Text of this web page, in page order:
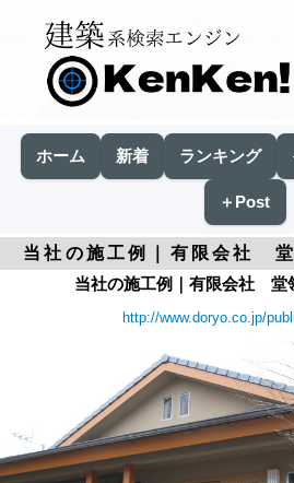
ホーム 新着 ランキング
＋Post
当社の施工例｜有限会社
当社の施工例｜有限会社 堂
http://www.doryo.co.jp/